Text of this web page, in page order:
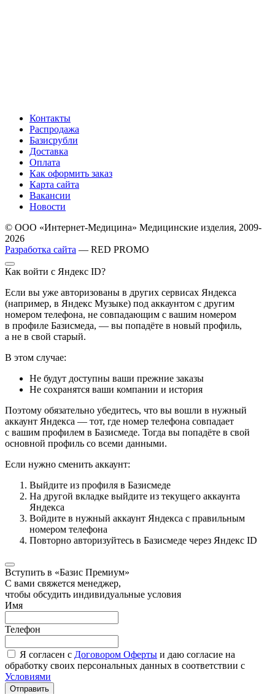
Контакты
Распродажа
Базисрубли
Доставка
Оплата
Как оформить заказ
Карта сайта
Вакансии
Новости
© ООО «Интернет-Медицина» Медицинские изделия, 2009-
2026
Разработка сайта — RED PROMO
Как войти с Яндекс ID?
Если вы уже авторизованы в других сервисах Яндекса
(например, в Яндекс Музыке) под аккаунтом с другим
номером телефона, не совпадающим с вашим номером
в профиле Базисмеда, — вы попадёте в новый профиль,
а не в свой старый.
В этом случае:
Не будут доступны ваши прежние заказы
Не сохранятся ваши компании и история
Поэтому обязательно убедитесь, что вы вошли в нужный
аккаунт Яндекса — тот, где номер телефона совпадает
с вашим профилем в Базисмеде. Тогда вы попадёте в свой
основной профиль со всеми данными.
Если нужно сменить аккаунт:
Выйдите из профиля в Базисмеде
На другой вкладке выйдите из текущего аккаунта
Яндекса
Войдите в нужный аккаунт Яндекса с правильным
номером телефона
Повторно авторизуйтесь в Базисмеде через Яндекс ID
Вступить в «Базис Премиум»
С вами свяжется менеджер,
чтобы обсудить индивидуальные условия
Имя
Телефон
Я согласен с Договором Оферты и даю согласие на
обработку своих персональных данных в соответствии с
Условиями
Отправить